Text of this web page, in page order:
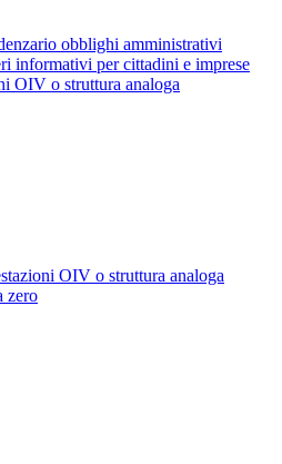
obblighi amministrativi
informativi per cittadini e imprese
OIV o struttura analoga
OIV o struttura analoga
zero